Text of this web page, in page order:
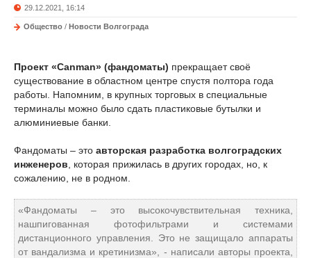
29.12.2021, 16:14
Общество / Новости Волгограда
Проект «Canman» (фандоматы) прекращает своё
существование в областном центре спустя полтора года
работы. Напомним, в крупных торговых в специальные
терминалы можно было сдать пластиковые бутылки и
алюминиевые банки.
Фандоматы – это авторская разработка волгоградских
инженеров , которая прижилась в других городах, но, к
сожалению, не в родном.
«Фандоматы – это высокочувствительная техника,
нашпигованная фотофильтрами и системами
дистанционного управления. Это не защищало аппараты
от вандализма и кретинизма», - написали авторы проекта,